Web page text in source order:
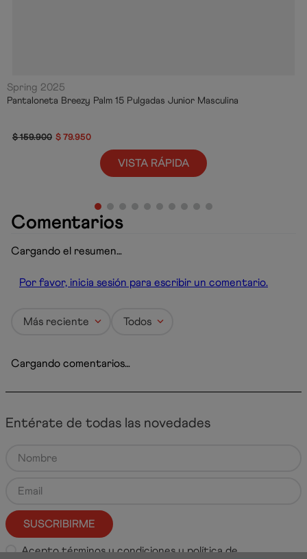
Spring 2025
Pantaloneta Breezy Palm 15 Pulgadas Junior Masculina
$159.900 $ 79.950
VISTA RÁPIDA
Comentarios
Cargando el resumen…
Por favor, inicia sesión para escribir un comentario.
Más reciente Todos
Cargando comentarios…
Entérate de todas las novedades
SUSCRIBIRME
Aceptotérminos y condicionesypolítica de